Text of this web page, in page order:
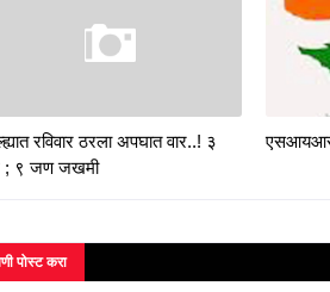
रविवार ठरला अपघात वार..! ३
; ९ जण जखमी
पोस्ट करा